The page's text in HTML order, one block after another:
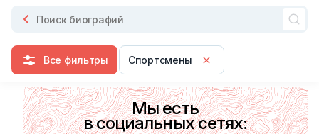
Все фильтры Спортсмены
Мы есть
в социальных сетях: